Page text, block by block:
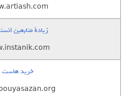
زيادة متابعين
خرید هاست